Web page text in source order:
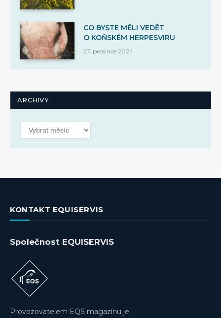
CO BYSTE MĚLI VEDĚT
O KOŇSKÉM HERPESVIRU
27. prosince 2024
ARCHIVY
Archivy
KONTAKT EQUISERVIS
Společnost EQUISERVIS
Provozovatelem EQS magazínu je